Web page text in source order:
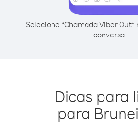
Selecione “Chamada Viber
conversa
Dicas para
para